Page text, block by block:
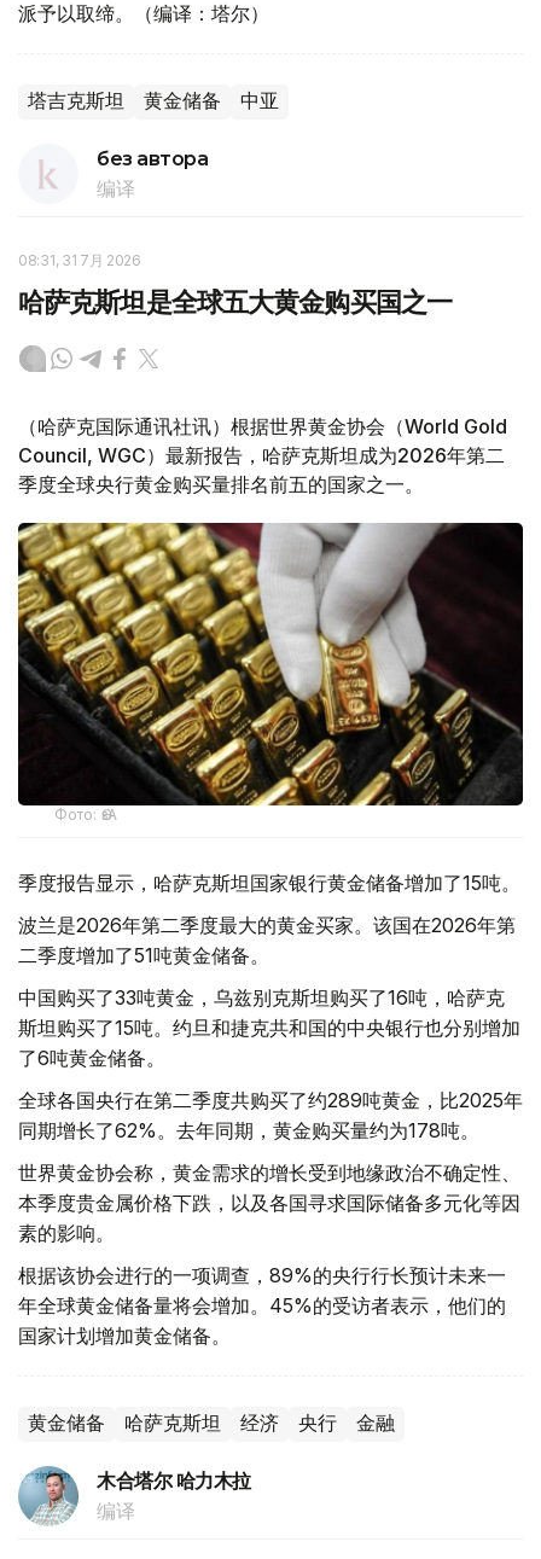
派予以取缔。（编译：塔尔）
塔吉克斯坦 黄金储备 中亚
без автора
编译
08:31, 31 7月 2026
哈萨克斯坦是全球五大黄金购买国之一
（哈萨克国际通讯社讯）根据世界黄金协会（World Gold
Council, WGC）最新报告，哈萨克斯坦成为2026年第二
季度全球央行黄金购买量排名前五的国家之一。
Фото: ӨзА
季度报告显示，哈萨克斯坦国家银行黄金储备增加了15吨。
波兰是2026年第二季度最大的黄金买家。该国在2026年第
二季度增加了51吨黄金储备。
中国购买了33吨黄金，乌兹别克斯坦购买了16吨，哈萨克
斯坦购买了15吨。约旦和捷克共和国的中央银行也分别增加
了6吨黄金储备。
全球各国央行在第二季度共购买了约289吨黄金，比2025年
同期增长了62%。去年同期，黄金购买量约为178吨。
世界黄金协会称，黄金需求的增长受到地缘政治不确定性、
本季度贵金属价格下跌，以及各国寻求国际储备多元化等因
素的影响。
根据该协会进行的一项调查，89%的央行行长预计未来一
年全球黄金储备量将会增加。45%的受访者表示，他们的
国家计划增加黄金储备。
黄金储备 哈萨克斯坦 经济 央行 金融
木合塔尔 哈力木拉
编译